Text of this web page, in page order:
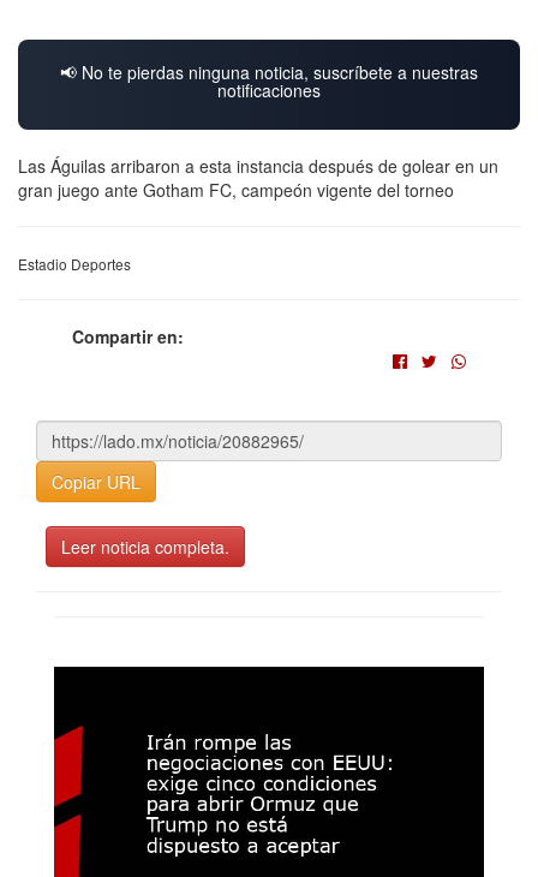
📢 No te pierdas ninguna noticia, suscríbete a nuestras
notificaciones
Las Águilas arribaron a esta instancia después de golear en un
gran juego ante Gotham FC, campeón vigente del torneo
Estadio Deportes
Compartir en:
Copiar URL
Leer noticia completa.